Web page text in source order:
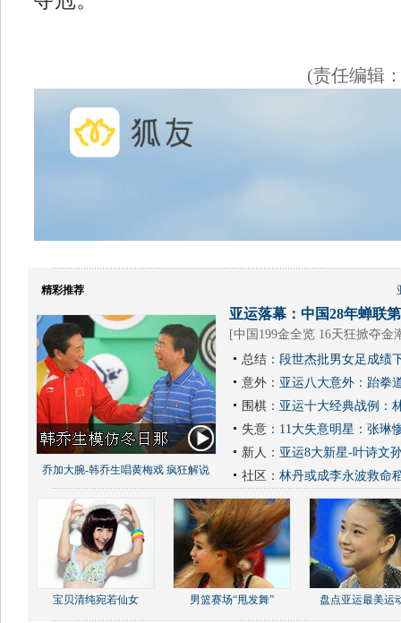
(责任编辑
精彩推荐
乔加大腕-韩乔生唱黄梅戏 疯狂解说
亚运落幕：中国28年蝉联
[中国199金全览 16天狂掀夺金
总结： 段世杰批男女足成绩
意外： 亚运八大意外：跆拳
围棋： 亚运十大经典战例：
失意： 11大失意明星：张琳
新人： 亚运8大新星-叶诗文
社区： 林丹或成李永波救命
宝贝清纯宛若仙女 男篮赛场“甩发舞” 盘点亚运最美运